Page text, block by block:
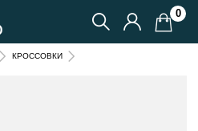
0
КРОССОВКИ